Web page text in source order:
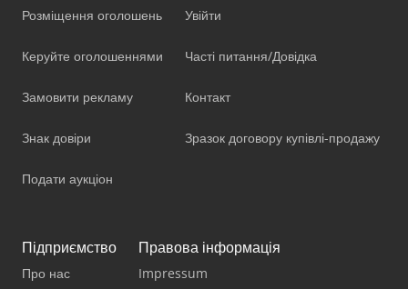
Розміщення оголошень
Керуйте оголошеннями
Замовити рекламу
Знак довіри
Подати аукціон
Увійти
Часті питання/Довідка
Контакт
Зразок договору купівлі-продажу
Підприємство
Про нас
Правова інформація
Impressum